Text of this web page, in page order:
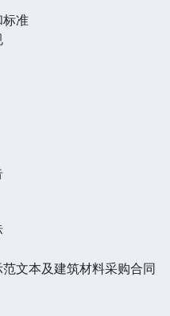
准
范文本及建筑材料采购合同